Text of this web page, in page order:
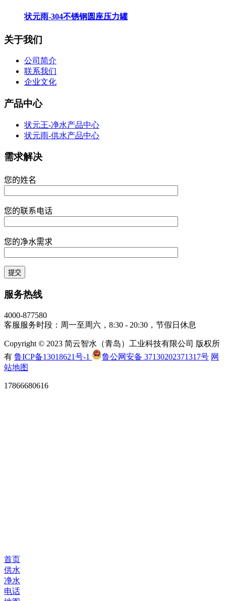
状元雨-304不锈钢圆座压力罐
关于我们
公司简介
联系我们
企业文化
产品中心
状元王-净水产品中心
状元雨-供水产品中心
需求解决
您的姓名
您的联系电话
您的净水需求
服务热线
4000-877580
客服服务时段：周一至周六，8:30 - 20:30，节假日休息
Copyright © 2023 简云智水（青岛）工业科技有限公司 版权所
有 鲁ICP备13018621号-1 鲁公网安备 37130202371317号 网
站地图
17866680616
首页
供水
净水
电话